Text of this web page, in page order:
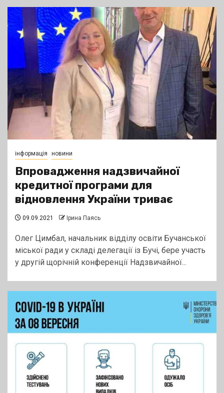
інформація новини
Впровадження надзвичайної
кредитної програми для
відновлення України триває
09.09.2021 Ірина Паясь
Олег Цимбал, начальник відділу освіти Бучанської
міської ради у складі делегації із Бучі, бере участь
у другій щорічній конференції Надзвичайної...